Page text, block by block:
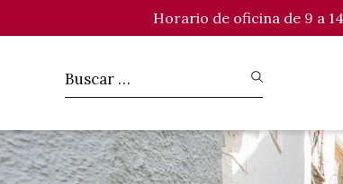
Horario de oficina de 9 a